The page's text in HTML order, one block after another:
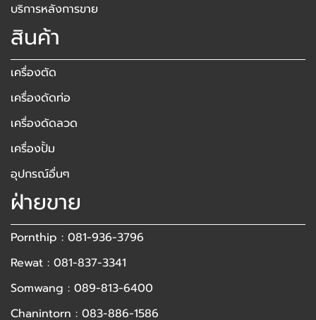
บริการหลังการขาย
สินค้า
เครื่องตัด
เครื่องดัดท่อ
เครื่องดัดลวด
เครื่องปั้ม
อุปกรณ์อื่นๆ
ฝ่ายขาย
Pornthip : 081-936-3796
Rewat : 081-837-3341
Somwang : 089-813-6400
Chanintorn : 083-886-1586